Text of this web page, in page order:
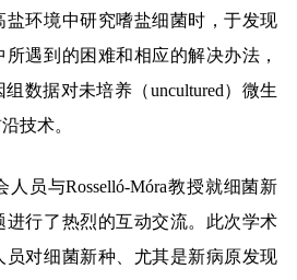
盐环境中研究嗜盐细菌时，于发现
遇到的困难和相应的解决办法，
数据对未培养（uncultured）微生
技术。
员与Rosselló-Móra教授就细菌新
进行了热烈的互动交流。此次学术
员对细菌新种、尤其是新病原发现